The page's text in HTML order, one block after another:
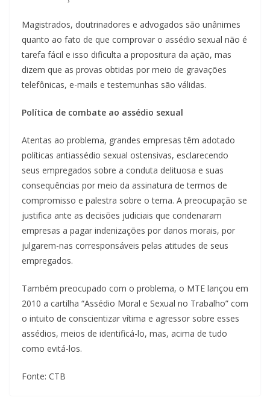
Magistrados, doutrinadores e advogados são unânimes
quanto ao fato de que comprovar o assédio sexual não é
tarefa fácil e isso dificulta a propositura da ação, mas
dizem que as provas obtidas por meio de gravações
telefônicas, e-mails e testemunhas são válidas.
Política de combate ao assédio sexual
Atentas ao problema, grandes empresas têm adotado
políticas antiassédio sexual ostensivas, esclarecendo
seus empregados sobre a conduta delituosa e suas
consequências por meio da assinatura de termos de
compromisso e palestra sobre o tema. A preocupação se
justifica ante as decisões judiciais que condenaram
empresas a pagar indenizações por danos morais, por
julgarem-nas corresponsáveis pelas atitudes de seus
empregados.
Também preocupado com o problema, o MTE lançou em
2010 a cartilha “Assédio Moral e Sexual no Trabalho” com
o intuito de conscientizar vítima e agressor sobre esses
assédios, meios de identificá-lo, mas, acima de tudo
como evitá-los.
Fonte: CTB